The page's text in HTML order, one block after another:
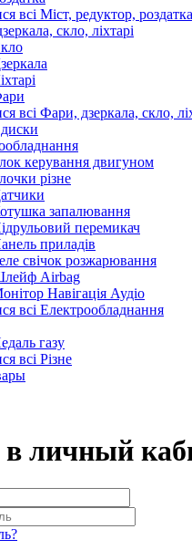
всі Міст, редуктор,
скло, ліхтарі
всі Фари, дзеркала, скло,
керування двигуном
різне
запалювання
перемикач
приладів
свічок розжарювання
Airbag
Навігація Аудіо
всі Електрообладнання
газу
всі Різне
личный